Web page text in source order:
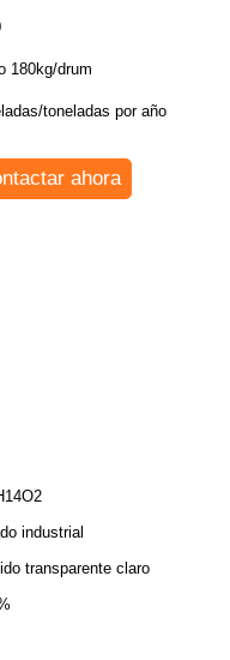
180kg/drum
toneladas por año
ahora
industrial
transparente claro